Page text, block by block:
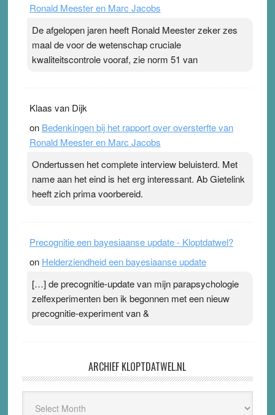
Ronald Meester en Marc Jacobs
De afgelopen jaren heeft Ronald Meester zeker zes
maal de voor de wetenschap cruciale
kwaliteitscontrole vooraf, zie norm 51 van
Klaas van Dijk
on Bedenkingen bij het rapport over oversterfte van
Ronald Meester en Marc Jacobs
Ondertussen het complete interview beluisterd. Met
name aan het eind is het erg interessant. Ab Gietelink
heeft zich prima voorbereid.
Precognitie een bayesiaanse update - Kloptdatwel?
on Helderziendheid een bayesiaanse update
[…] de precognitie-update van mijn parapsychologie
zelfexperimenten ben ik begonnen met een nieuw
precognitie-experiment van &
ARCHIEF KLOPTDATWEL.NL
Kloptdatwel.nl